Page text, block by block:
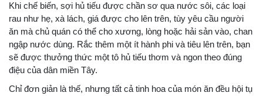
Khi chế biến, sợi hủ tiếu được chần sơ qua nước sôi, các loại
rau như hẹ, xà lách, giá được cho lên trên, tùy yêu cầu người
ăn mà chủ quán có thể cho xương, lòng hoặc hải sản vào, chan
ngập nước dùng. Rắc thêm một ít hành phi và tiêu lên trên, bạn
sẽ được thưởng thức một tô hủ tiếu thơm và ngon theo đúng
điệu của dân miền Tây.
Chỉ đơn giản là thế, nhưng tất cả tinh hoa của món ăn đều hội tụ